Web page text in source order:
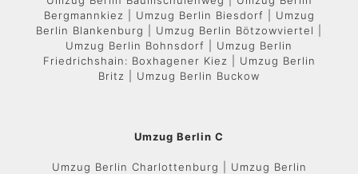
Bergmannkiez | Umzug Berlin Biesdorf | Umzug
Berlin Blankenburg | Umzug Berlin Bötzowviertel |
Umzug Berlin Bohnsdorf | Umzug Berlin
Friedrichshain: Boxhagener Kiez | Umzug Berlin
Britz | Umzug Berlin Buckow
Umzug Berlin C
Umzug Berlin Charlottenburg | Umzug Berlin